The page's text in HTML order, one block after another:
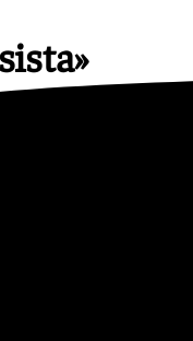
es que
en Europa al
las pocas